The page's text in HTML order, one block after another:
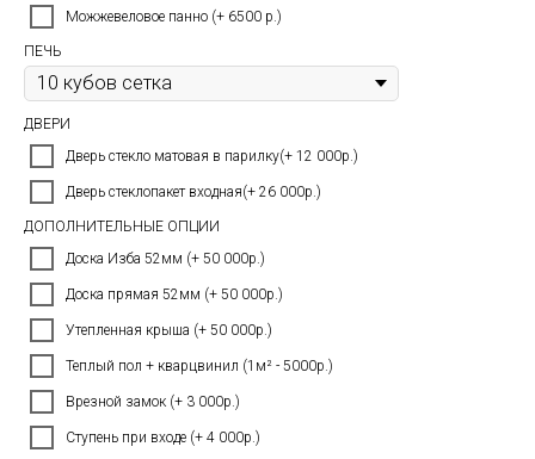
Можжевеловое панно (+ 6500 р.)
ПЕЧЬ
ДВЕРИ
Дверь стекло матовая в парилку(+ 12 000р.)
Дверь стеклопакет входная(+ 26 000р.)
ДОПОЛНИТЕЛЬНЫЕ ОПЦИИ
Доска Изба 52мм (+ 50 000р.)
Доска прямая 52мм (+ 50 000р.)
Утепленная крыша (+ 50 000р.)
Теплый пол + кварцвинил (1м² - 5000р.)
Врезной замок (+ 3 000р.)
Ступень при входе (+ 4 000р.)